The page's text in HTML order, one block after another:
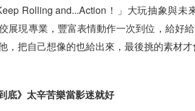
Rolling and...Action！」大玩抽象與
展現專業，豐富表情動作一次到位，給好
，把自己想像的也給出來，最後挑的素材才
底》太辛苦樂當影迷就好